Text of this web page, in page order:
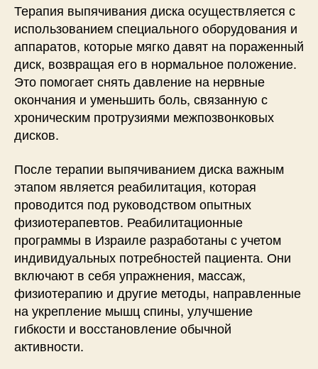
Терапия выпячивания диска осуществляется с
использованием специального оборудования и
аппаратов, которые мягко давят на пораженный
диск, возвращая его в нормальное положение.
Это помогает снять давление на нервные
окончания и уменьшить боль, связанную с
хроническим протрузиями межпозвонковых
дисков.
После терапии выпячиванием диска важным
этапом является реабилитация, которая
проводится под руководством опытных
физиотерапевтов. Реабилитационные
программы в Израиле разработаны с учетом
индивидуальных потребностей пациента. Они
включают в себя упражнения, массаж,
физиотерапию и другие методы, направленные
на укрепление мышц спины, улучшение
гибкости и восстановление обычной
активности.